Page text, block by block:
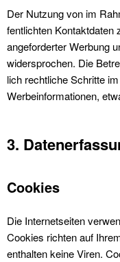
Der Nutzung von im
fentlicht­en Kon­tak­t­dat­en
ange­fordert­er Wer­bung
wider­sprochen. Die
lich rechtliche Schritte
Wer­be­in­for­ma­tio­nen,
3.
Cookies
Die Inter­net­seit­en
Cook­ies richt­en auf
enthal­ten keine Viren.